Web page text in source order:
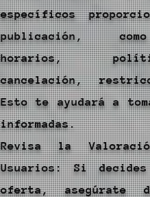
específicos
publicación,
horarios,
cancelación,
Esto te ayudará a
informadas.
Revisa la
Usuarios: Si
oferta, asegúrate